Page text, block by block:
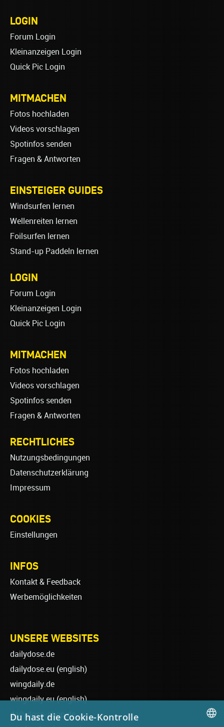
LOGIN
Forum Login
Kleinanzeigen Login
Quick Pic Login
MITMACHEN
Fotos hochladen
Videos vorschlagen
Spotinfos senden
Fragen & Antworten
EINSTEIGER GUIDES
Windsurfen lernen
Wellenreiten lernen
Foilsurfen lernen
Stand-up Paddeln lernen
LOGIN
Forum Login
Kleinanzeigen Login
Quick Pic Login
MITMACHEN
Fotos hochladen
Videos vorschlagen
Spotinfos senden
Fragen & Antworten
RECHTLICHES
Nutzungsbedingungen
Datenschutzerklärung
Impressum
COOKIES
Einstellungen
INFOS
Kontakt & Feedback
Werbemöglichkeiten
UNSERE WEBSITES
dailydose.de
dailydose.eu (english)
wingdaily.de
wingdaily.eu(english)
dailydose-shop.de
Du hast die Cookie-Kontrolle